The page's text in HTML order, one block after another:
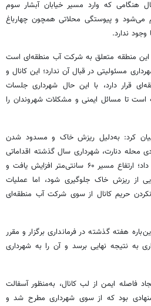
هنگامی که وارد مسیر خیابان آبشار سوم
می‌شود و پیوستگی محلاتی همچون چهارباغ
وجود ندارد.
منطقه متعلق به شرکت آب منطقه‌ای است
مسئولیتی در قبال آن ندارد؛ این کانال و
قرار دارد، با این حال شهرداری جلسات
است تا مسائل ایمنی و مشکلات شهروندان را
اصفهان بیان کرد: به‌دلیل ریزش خاک و مسدود شدن
محله دنارت، شهرداری سال گذشته اقداماتی
برای جلوگیری از این مشکل انجام داد؛ ارتفاع مسیر ۶۰ سانتی‌متر افزایش یافت و
از ریزش خاک جلوگیری شود، اما عملیات
حریم کانال از سوی شرکت آب منطقه‌ای
هفته گذشته در فرمانداری برگزار و مقرر
به نتیجه نهایی برسد و آن را به شهرداری
فاصله ایمن از لب کانال، به‌منظور آسفالت
پیشنهادی بود که از سوی شهرداری مطرح شد و